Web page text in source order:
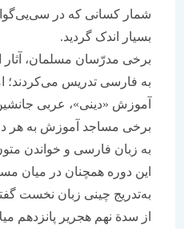
شمار کسانی که در سی‌یی‌گوان
بسیار اندک گردید.
برخی مدرّسان مسلمان، آثار
به فارسی تدریس می‌کردند؛ اما
آموزش «دینی»، عربی جانشین
برخی مساجد آموزش به هر دو
به زبان فارسی و خواندن متون به
این دوره همچنان در میان
به‌تدریج چینی زبان نخست گفتاری
از سدة نهم هجریر پانزدهم میلادی